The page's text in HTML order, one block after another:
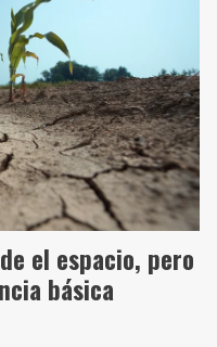
el espacio, pero
básica